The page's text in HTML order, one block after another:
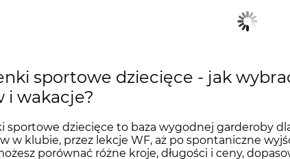
sportowe dziecięce - jak
i wakacje?
sportowe dziecięce to baza wygodnej garderoby
w klubie, przez lekcje WF, aż po spontaniczne
porównać różne kroje, długości i ceny,